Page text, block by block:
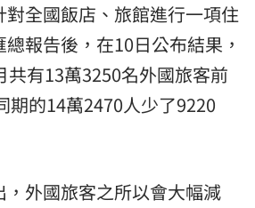
對全國飯店、旅館進行一項住
報告後，在10日公布結果，
共有13萬3250名外國旅客前
期的14萬2470人少了9220
外國旅客之所以會大幅減